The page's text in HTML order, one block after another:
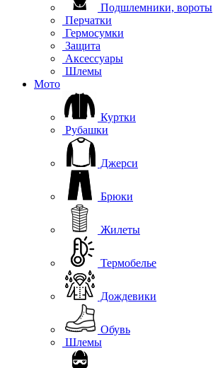
Подшлемники, вороты
Перчатки
Гермосумки
Защита
Аксессуары
Шлемы
Мото
Куртки
Рубашки
Джерси
Брюки
Жилеты
Термобелье
Дождевики
Обувь
Шлемы